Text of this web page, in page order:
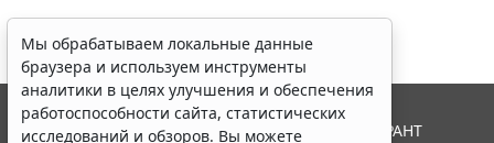
Мы обрабатываем локальные данные
браузера и используем инструменты
аналитики в целях улучшения и обеспечения
работоспособности сайта, статистических
исследований и обзоров. Вы можете
© ООО "НПП "ГАРАНТ-СЕРВИС", 2026. Система ГАРАНТ